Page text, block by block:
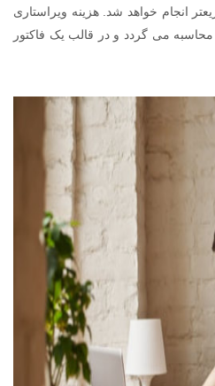
انجام خواهد شد. هزینه ویراستاری
می گردد و در قالب یک فاکتور